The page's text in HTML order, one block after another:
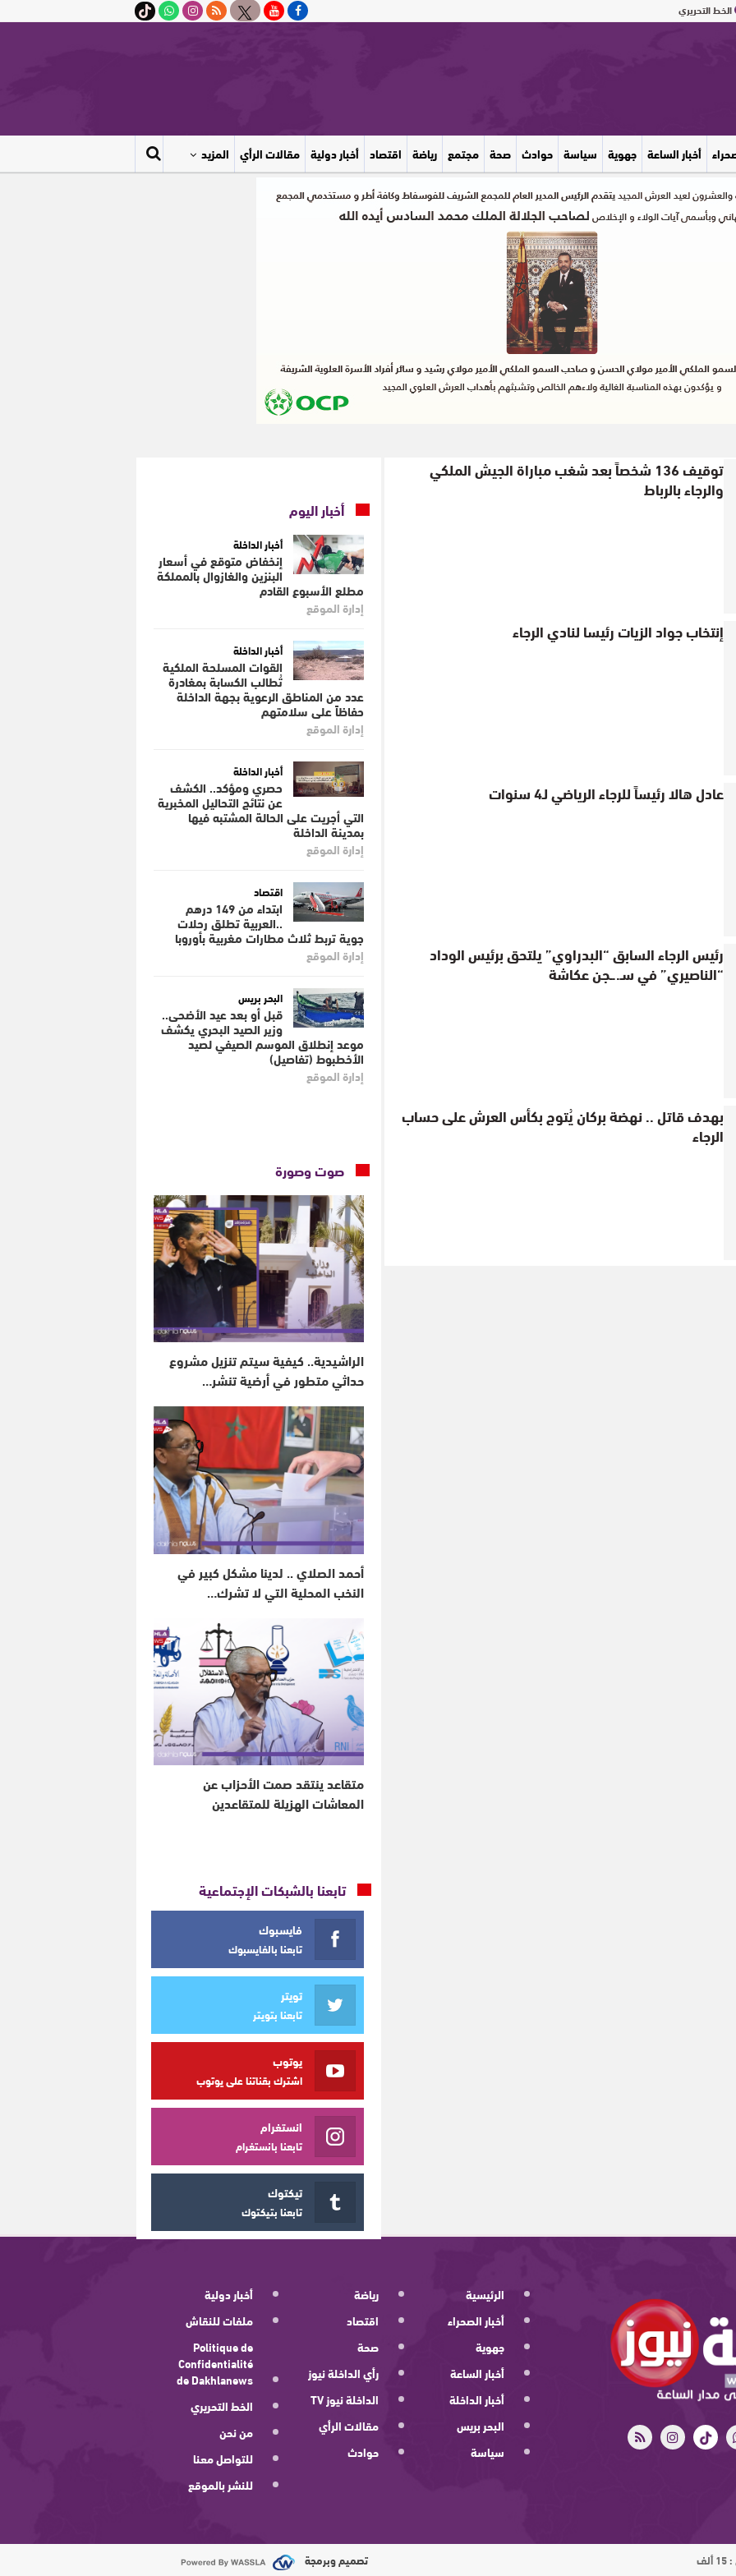
الخط التحريري
أخبار الساعة جهوية سياسة حوادث صحة مجتمع رياضة اقتصاد أخبار دولية مقالات الرأي المزيد
توقيف 136 شخصاً بعد شغب مباراة الجيش الملكي
والرجاء بالرباط
إنتخاب جواد الزيات رئيسا لنادي الرجاء
عادل هالا رئيساً للرجاء الرياضي لـ4 سنوات
رئيس الرجاء السابق “البدراوي” يلتحق برئيس الوداد
“الناصيري” في سـ..ـجن عكاشة
بهدف قاتل .. نهضة بركان يُتوج بكأس العرش على حساب
الرجاء
أخبار اليوم
أخبار الداخلة
إنخفاض متوقع في أسعار
البنزين والغازوال بالمملكة
مطلع الأسبوع القادم
إدارة الموقع
أخبار الداخلة
القوات المسلحة الملكية
تُطالب الكسابة بمغادرة
عدد من المناطق الرعوية بجهة الداخلة
حفاظاً على سلامتهم
إدارة الموقع
أخبار الداخلة
حصري ومؤكد.. الكشف
عن نتائج التحاليل المخبرية
التي أجريت على الحالة المشتبه فيها
بمدينة الداخلة
إدارة الموقع
اقتصاد
ابتداء من 149 درهم
..العربية تطلق رحلات
جوية تربط ثلاث مطارات مغربية بأوروبا
إدارة الموقع
البحر بريس
قبل أو بعد عيد الأضحى..
وزير الصيد البحري يكشف
موعد إنطلاق الموسم الصيفي لصيد
الأخطبوط (تفاصيل)
إدارة الموقع
صوت وصورة
الراشيدية.. كيفية سيتم تنزيل مشروع
حداثي متطور في أرضية تنشر…
أحمد الصلاي .. لدينا مشكل كبير في
النخب المحلية التي لا تشرك…
متقاعد ينتقد صمت الأحزاب عن
المعاشات الهزيلة للمتقاعدين
تابعنا بالشبكات الإجتماعية
فايسبوك
تابعنا بالفايسبوك
تويتر
تابعنا بتويتر
يوتوب
اشترك بقناتنا على يوتوب
انستغرام
تابعنا بانستغرام
تيكتوك
تابعنا بتيكتوك
الرئيسية
أخبار الصحراء
جهوية
أخبار الساعة
أخبار الداخلة
البحر بريس
سياسة
رياضة
اقتصاد
صحة
رأي الداخلة نيوز
الداخلة نيوز TV
مقالات الرأي
حوادث
أخبار دولية
ملفات للنقاش
Politique de
Confidentialité
de Dakhlanews
الخط التحريري
من نحن
للتواصل معنا
للنشر بالموقع
تصميم وبرمجة